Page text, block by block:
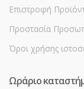
Επιστροφή
Προστασία
Όροι χρήσης
Ωράριο